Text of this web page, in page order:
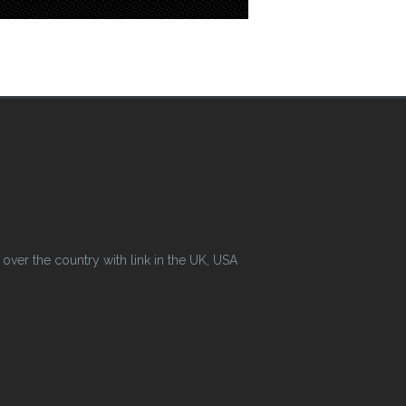
the country with link in the UK, USA